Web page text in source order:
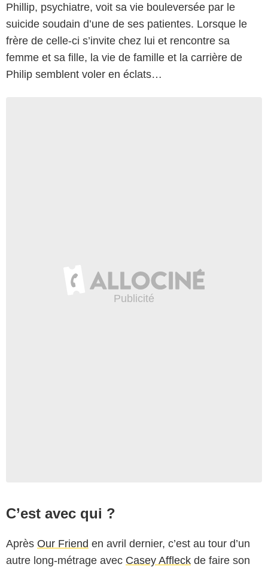
Phillip, psychiatre, voit sa vie bouleversée par le
suicide soudain d’une de ses patientes. Lorsque le
frère de celle-ci s’invite chez lui et rencontre sa
femme et sa fille, la vie de famille et la carrière de
Philip semblent voler en éclats…
C’est avec qui ?
Après Our Friend en avril dernier, c’est au tour d’un
autre long-métrage avec Casey Affleck de faire son